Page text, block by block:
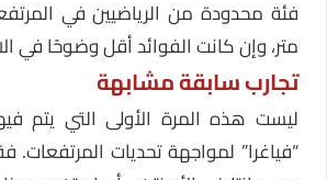
متر، وإن كانت الفوائد أقل وضوحًا في
تجارب سابقة مشابهة
ليست هذه المرة الأولى التي يتم
“فياغرا” لمواجهة تحديات المرتفعات.